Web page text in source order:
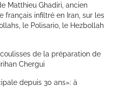
Matthieu Ghadiri, ancien
français infiltré en Iran, sur les
le Polisario, le Hezbollah
de la préparation de
Chergui
depuis 30 ans»: à